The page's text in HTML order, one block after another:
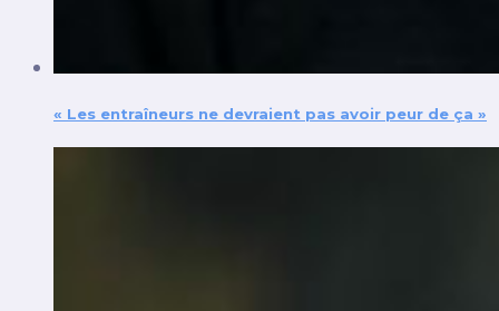
« Les entraîneurs ne devraient pas avoir peur de ça »